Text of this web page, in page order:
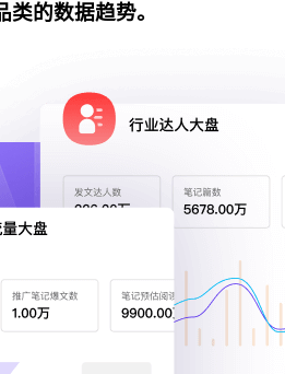
的数据趋势。